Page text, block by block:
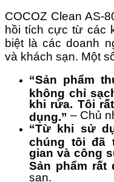
COCOZ Clean AS-
hồi tích cực từ các
biệt là các doanh
và khách sạn. Một
“Sản phẩm
không chỉ
khi rửa. Tôi
dụng.” – Chủ
“Từ khi sử
chúng tôi đã
gian và công
Sản phẩm rất
sạn.